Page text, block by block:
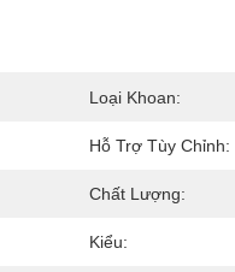
Loại Khoan:
Hỗ Trợ Tùy Chỉnh:
Chất Lượng:
Kiểu: